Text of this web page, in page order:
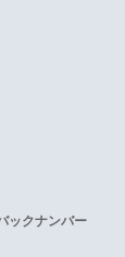
ックナンバー